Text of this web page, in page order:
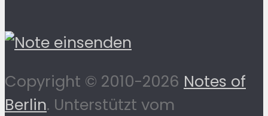
Copyright © 2010-2026 Notes of
Berlin. Unterstützt vom